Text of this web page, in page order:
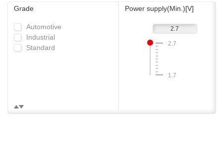
Grade
Automotive
Industrial
Standard
Power supply(Min.)[V]
1.7
2.7